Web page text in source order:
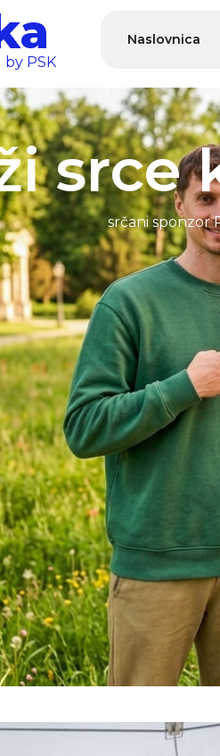
PSK
Naslovnica
srce
srčani sponzor